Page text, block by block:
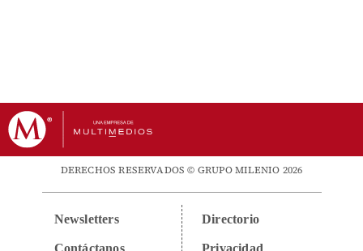
DERECHOS RESERVADOS © GRUPO MILENIO 2026
Newsletters
Contáctanos
Directorio
Privacidad